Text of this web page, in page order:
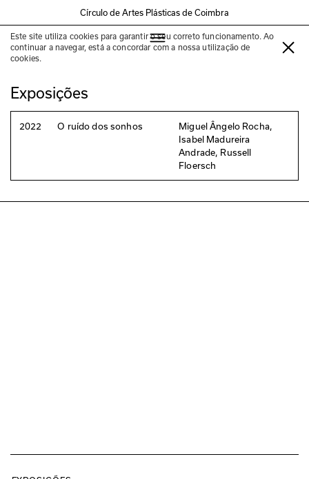
Círculo de Artes Plásticas de Coimbra
Este site utiliza cookies para garantir o seu correto funcionamento. Ao
continuar a navegar, está a concordar com a nossa utilização de
cookies.
Russell Floersch
Exposições
2022 O ruído dos sonhos
Miguel Ângelo Rocha,
Isabel Madureira
Andrade, Russell
Floersch